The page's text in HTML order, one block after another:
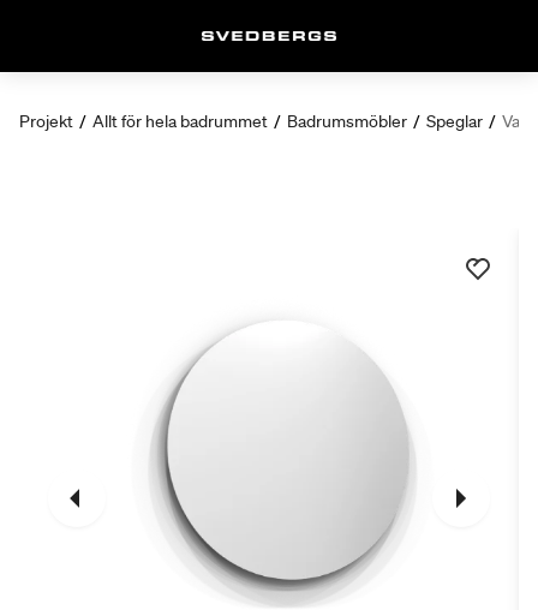
Projekt / Allt för hela badrummet / Badrumsmöbler / Speglar /